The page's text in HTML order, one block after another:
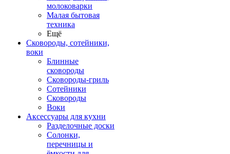
молоковарки
Малая бытовая
техника
Ещё
Сковороды, сотейники,
воки
Блинные
сковороды
Сковороды-гриль
Сотейники
Сковороды
Воки
Аксессуары для кухни
Разделочные доски
Солонки,
перечницы и